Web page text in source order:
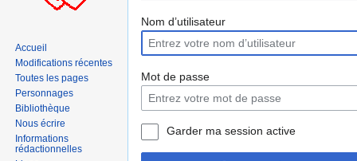
Aller
la
navigation
Aller
la
recherche
Nom d’utilisateur
Mot de passe
Garder ma session active
Accueil
Modifications récentes
Toutes les pages
Personnages
Bibliothèque
Nous écrire
Informations
rédactionnelles